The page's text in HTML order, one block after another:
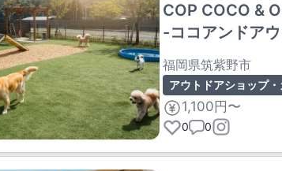
COP COCO &
-ココアンドア
福岡県筑紫野市
アウトドアショップ
1,100円〜
0 0